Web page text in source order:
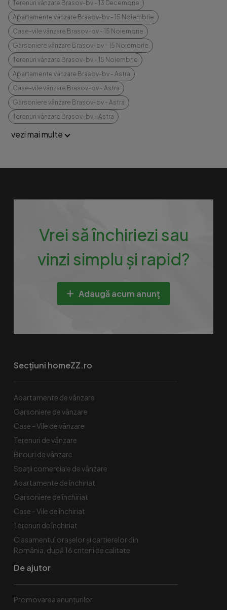
Terenuri vânzare Brasov-bv - 13 Decembrie
Apartamente vânzare Brasov-bv - 15 Noiembrie
Case-vile vânzare Brasov-bv - 15 Noiembrie
Garsoniere vânzare Brasov-bv - 15 Noiembrie
Terenuri vânzare Brasov-bv - 15 Noiembrie
Apartamente vânzare Brasov-bv - Astra
Case-vile vânzare Brasov-bv - Astra
Garsoniere vânzare Brasov-bv - Astra
Terenuri vânzare Brasov-bv - Astra
vezi mai multe
Vrei să închiriezi sau
vinzi simplu și rapid?
Adaugă acum anunț
Secțiuni homeZZ.ro
Apartamente de vânzare
Garsoniere de vânzare
Case - Vile de vânzare
Terenuri de vânzare
Birouri de vânzare
Spaţii comerciale de vânzare
Apartamente de închiriat
Garsoniere de închiriat
Case - Vile de închiriat
Terenuri de închiriat
Clasamentul orașelor și cartierelor din
România, după 16 criterii de calitate
De ajutor
Promovarea anunțurilor